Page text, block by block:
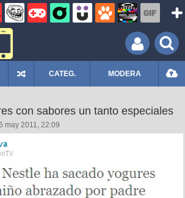
CATEG. MODERA
con sabores un tanto especiales
may 2011, 22:09